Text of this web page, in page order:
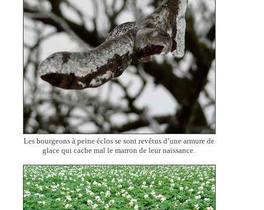
Les bourgeons à peine éclos se sont revêtus d’une armure de
glace qui cache mal le marron de leur naissance.